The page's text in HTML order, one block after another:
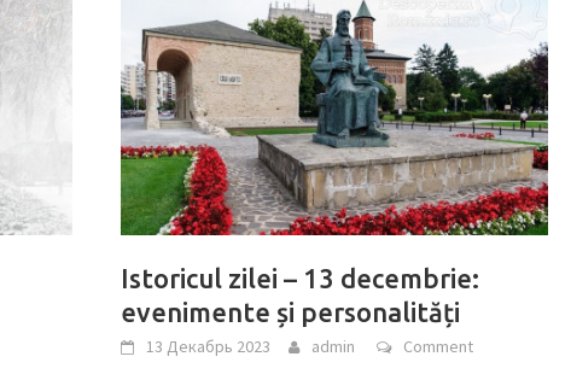
Istoricul zilei – 13 decembrie:
evenimente și personalități
13 Декабрь 2023 admin Comment